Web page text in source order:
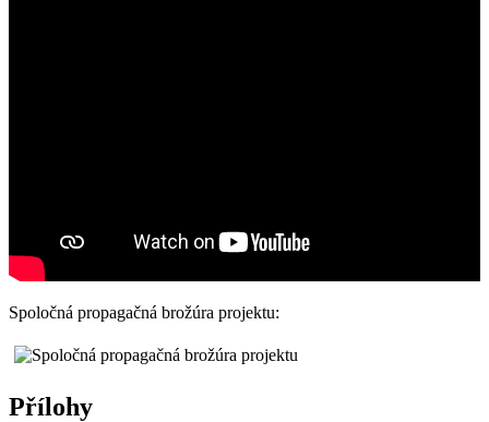
Spoločná propagačná brožúra projektu:
Přílohy